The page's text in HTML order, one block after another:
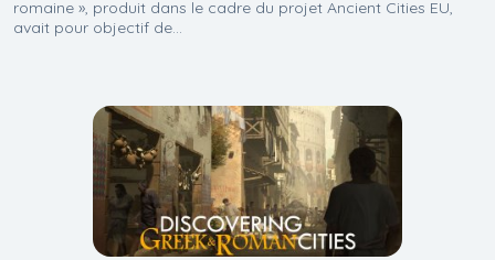
romaine », produit dans le cadre du projet Ancient Cities EU,
avait pour objectif de...